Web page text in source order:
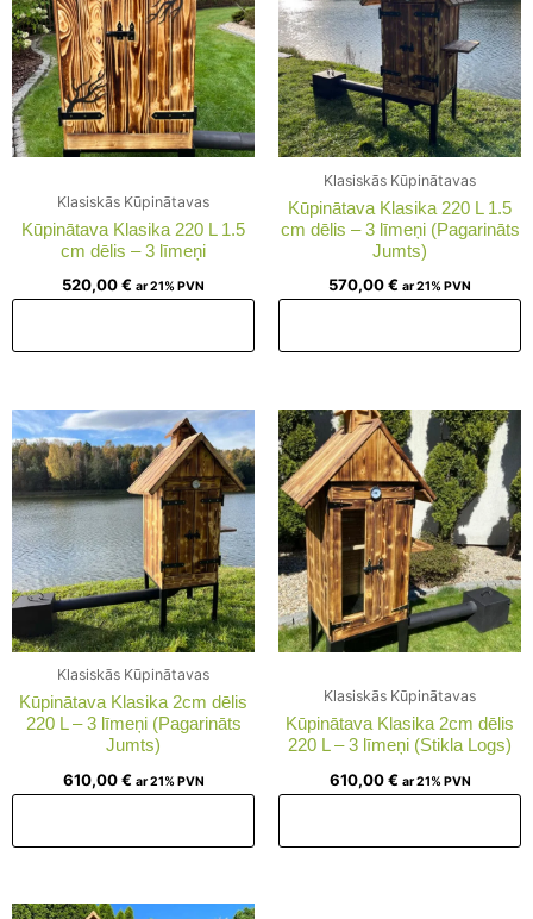
Klasiskās Kūpinātavas
Kūpinātava Klasika 220 L 1.5
cm dēlis – 3 līmeņi
520,00€ ar 21% PVN
Klasiskās Kūpinātavas
Kūpinātava Klasika 220 L 1.5
cm dēlis – 3 līmeņi (Pagarināts
Jumts)
570,00€ ar 21% PVN
Klasiskās Kūpinātavas
Kūpinātava Klasika 2cm dēlis
220 L – 3 līmeņi (Pagarināts
Jumts)
610,00€ ar 21% PVN
Klasiskās Kūpinātavas
Kūpinātava Klasika 2cm dēlis
220 L – 3 līmeņi (Stikla Logs)
610,00€ ar 21% PVN